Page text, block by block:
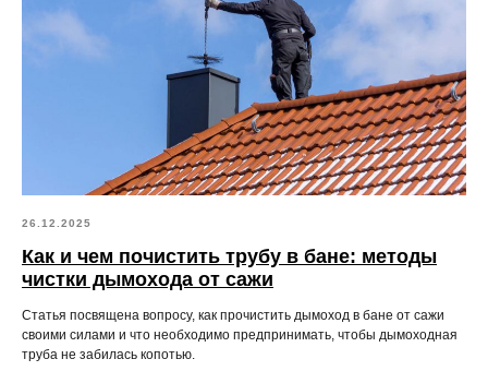
26.12.2025
Как и чем почистить трубу в бане: методы
чистки дымохода от сажи
Статья посвящена вопросу, как прочистить дымоход в бане от сажи
своими силами и что необходимо предпринимать, чтобы дымоходная
труба не забилась копотью.